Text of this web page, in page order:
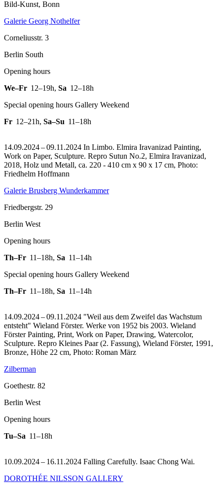
Bild-Kunst, Bonn
Galerie Georg Nothelfer
Corneliusstr. 3
Berlin South
Opening hours
We–Fr 12–19h, Sa 12–18h
Special opening hours Gallery Weekend
Fr 12–21h, Sa–Su 11–18h
14.09.2024 – 09.11.2024 In Limbo. Elmira Iravanizad Painting,
Work on Paper, Sculpture. Repro Sutun No.2, Elmira Iravanizad,
2018, Holz und Metall, ca. 220 - 410 cm x 90 x 17 cm, Photo:
Friedhelm Hoffmann
Galerie Brusberg Wunderkammer
Friedbergstr. 29
Berlin West
Opening hours
Th–Fr 11–18h, Sa 11–14h
Special opening hours Gallery Weekend
Th–Fr 11–18h, Sa 11–14h
14.09.2024 – 09.11.2024 "Weil aus dem Zweifel das Wachstum
entsteht" Wieland Förster. Werke von 1952 bis 2003. Wieland
Förster Painting, Print, Work on Paper, Drawing, Watercolor,
Sculpture. Repro Kleines Paar (2. Fassung), Wieland Förster, 1991,
Bronze, Höhe 22 cm, Photo: Roman März
Zilberman
Goethestr. 82
Berlin West
Opening hours
Tu–Sa 11–18h
10.09.2024 – 16.11.2024 Falling Carefully. Isaac Chong Wai.
DOROTHÉE NILSSON GALLERY